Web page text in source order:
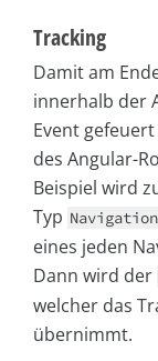
Tracking
Damit am
innerhalb der
Event
des Angular-
Beispiel wird
Typ
eines jeden
Dann wird der
welcher das
übernimmt.